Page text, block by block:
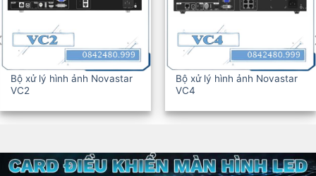
Bộ xử lý hình ảnh Novastar
VC6
Bộ xử lý hình ảnh Novastar
VC10